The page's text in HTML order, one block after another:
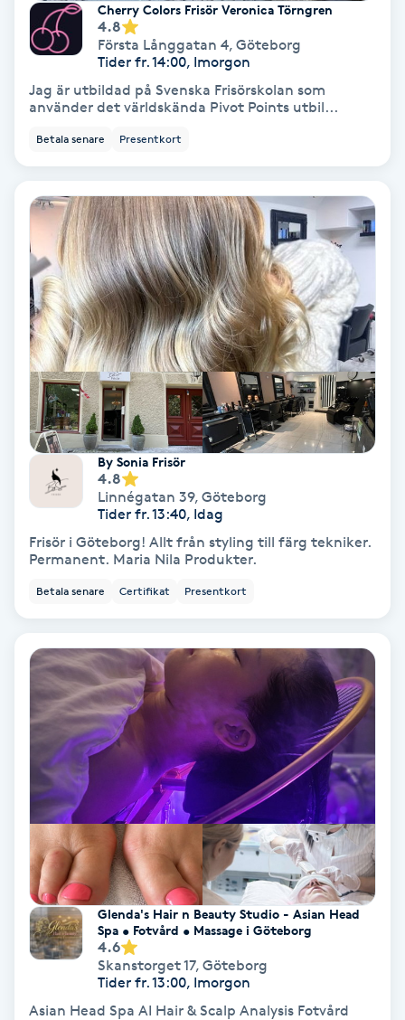
Klangmassage
Klippning
Klippning & Slingor
Klippning ungdom
Koppningsmassage
Kosmetisk tatuering
Kostrådgivning
Kroppsinpackning
Kroppspeeling
Käkledsbehandling
Kärlbehandling
Laserbehandling
Lashlift Keratin
LED-ljusterapi
Liktornar
LPG
LPG-behandling
LPG-massage
Luggklippning
Cherry Colors Frisör Veronica Törngren
4.8
Första Långgatan 4, Göteborg
Tider fr. 14:00, Imorgon
Jag är utbildad på Svenska Frisörskolan som
använder det världskända Pivot Points utbil...
Betala senare Presentkort
By Sonia Frisör
4.8
Linnégatan 39, Göteborg
Tider fr. 13:40, Idag
Frisör i Göteborg! Allt från styling till färg tekniker.
Permanent. Maria Nila Produkter.
Betala senare Certifikat Presentkort
Glenda's Hair n Beauty Studio - Asian Head
Spa • Fotvård • Massage i Göteborg
4.6
Skanstorget 17, Göteborg
Tider fr. 13:00, Imorgon
Asian Head Spa AI Hair & Scalp Analysis Fotvård